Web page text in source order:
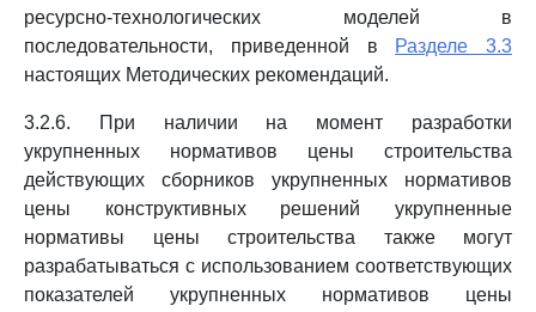
ресурсно-технологических моделей в
последовательности, приведенной в
Разделе 3.3
настоящих Методических рекомендаций.
3.2.6. При наличии на момент разработки
укрупненных нормативов цены строительства
действующих сборников укрупненных нормативов
цены конструктивных решений укрупненные
нормативы цены строительства также могут
разрабатываться с использованием соответствующих
показателей укрупненных нормативов цены